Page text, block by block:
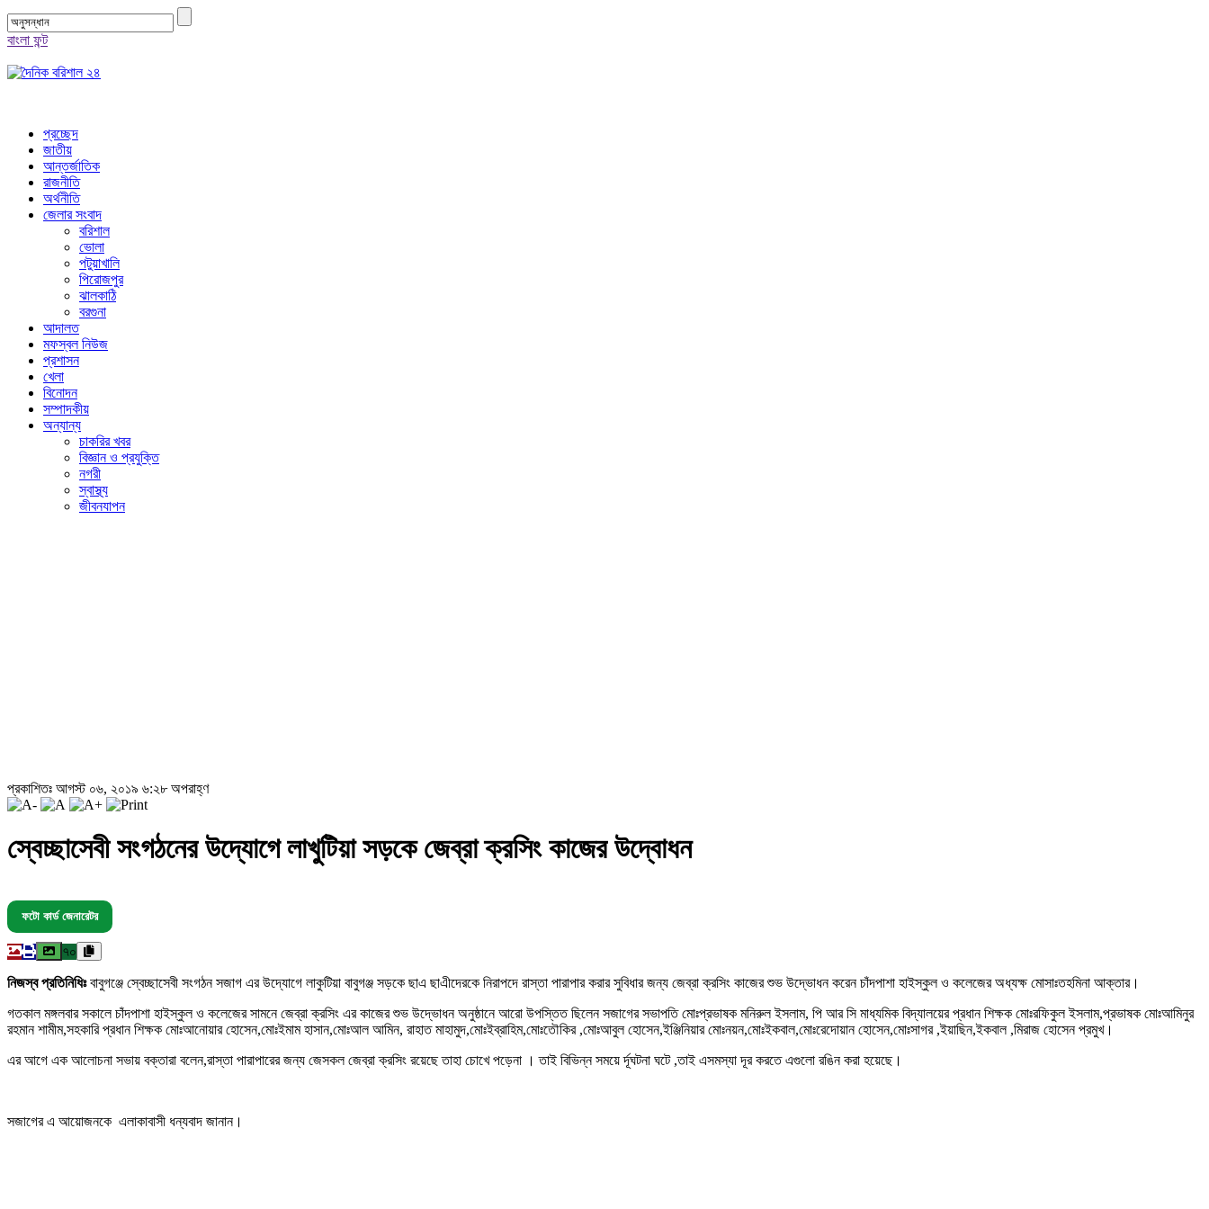
বাংলা ফন্ট
প্রচ্ছেদ
জাতীয়
আন্তর্জাতিক
রাজনীতি
অর্থনীতি
জেলার সংবাদ
বরিশাল
ভোলা
পটুয়াখালি
পিরোজপুর
ঝালকাঠি
বরগুনা
আদালত
মফস্বল নিউজ
প্রশাসন
খেলা
বিনোদন
সম্পাদকীয়
অন্যান্য
চাকরির খবর
বিজ্ঞান ও প্রযুক্তি
নগরী
স্বাস্থ্য
জীবনযাপন
প্রকাশিতঃ আগস্ট ০৬, ২০১৯ ৬:২৮ অপরাহ্ণ
স্বেচ্ছাসেবী সংগঠনের উদ্যোগে লাখুটিয়া সড়কে জেব্রা ক্রসিং কাজের উদ্বোধন
ফটো কার্ড জেনারেটর
৭০
নিজস্ব প্রতিনিধিঃবাবুগঞ্জে স্বেচ্ছাসেবী সংগঠন সজাগ এর উদ্যোগে লাকুটিয়া বাবুগঞ্জ সড়কে ছাএ ছাএীদেরকে নিরাপদে রাস্তা পারাপার করার সুবিধার জন্য জেব্রা ক্রসিং কাজের শুভ উদ্ভোধন করেন চাঁদপাশা হাইস্কুল ও কলেজের অধ্যক্ষ মোসাঃতহমিনা আক্তার।
গতকাল মঙ্গলবার সকালে চাঁদপাশা হাইস্কুল ও কলেজের সামনে জেব্রা ক্রসিং এর কাজের শুভ উদ্ভোধন অনুষ্ঠানে আরো উপস্তিত ছিলেন সজাগের সভাপতি মোঃপ্রভাষক মনিরুল ইসলাম, পি আর সি মাধ্যমিক বিদ্যালয়ের প্রধান শিক্ষক মোঃরফিকুল ইসলাম,প্রভাষক মোঃআমিনুর
রহমান শামীম,সহকারি প্রধান শিক্ষক মোঃআনোয়ার হোসেন,মোঃইমাম হাসান,মোঃআল আমিন, রাহাত মাহামুদ,মোঃইব্রাহিম,মোঃতৌকির ,মোঃআবুল হোসেন,ইঞ্জিনিয়ার মোঃনয়ন,মোঃইকবাল,মোঃরেদোয়ান হোসেন,মোঃসাগর ,ইয়াছিন,ইকবাল ,মিরাজ হোসেন প্রমুখ।
এর আগে এক আলোচনা সভায় বক্তারা বলেন,রাস্তা পারাপারের জন্য জেসকল জেব্রা ক্রসিং রয়েছে তাহা চোখে পড়েনা । তাই বিভিন্ন সময়ে র্দূঘটনা ঘটে ,তাই এসমস্যা দূর করতে এগুলো রঙিন করা হয়েছে।
সজাগের এ আয়োজনকে এলাকাবাসী ধন্যবাদ জানান।